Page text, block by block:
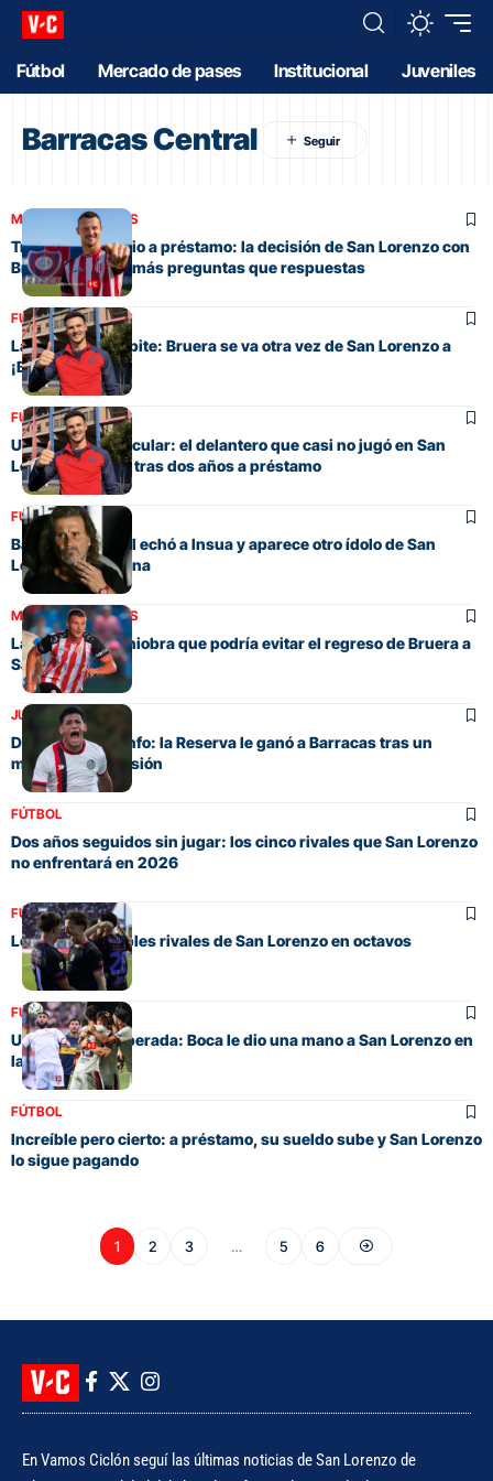
Fútbol Mercado de pases Institucional Juveniles
Barracas Central
MERCADO DE PASES
Tres años y medio a préstamo: la decisión de San Lorenzo con
Bruera que deja más preguntas que respuestas
FÚTBOL
La historia se repite: Bruera se va otra vez de San Lorenzo a
¡Barracas!
FÚTBOL
Un regreso particular: el delantero que casi no jugó en San
Lorenzo y volvió tras dos años a préstamo
FÚTBOL
Barracas Central echó a Insua y aparece otro ídolo de San
Lorenzo en escena
MERCADO DE PASES
La llamativa maniobra que podría evitar el regreso de Bruera a
San Lorenzo
JUVENILES
Del susto al triunfo: la Reserva le ganó a Barracas tras un
momento de tensión
FÚTBOL
Dos años seguidos sin jugar: los cinco rivales que San Lorenzo
no enfrentará en 2026
FÚTBOL
Los cuatro posibles rivales de San Lorenzo en octavos
FÚTBOL
Una ayuda inesperada: Boca le dio una mano a San Lorenzo en
la tabla anual
FÚTBOL
Increíble pero cierto: a préstamo, su sueldo sube y San Lorenzo
lo sigue pagando
1 2 3 … 5 6
En Vamos Ciclón seguí las últimas noticias de San Lorenzo de